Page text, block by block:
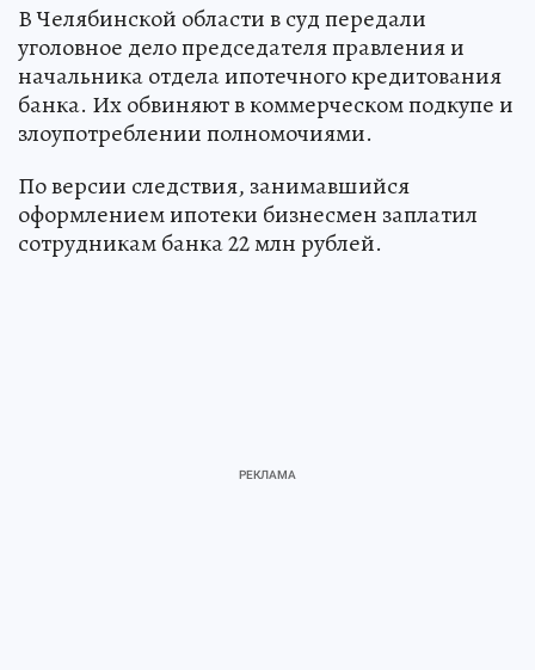
В Челябинской области в суд передали
уголовное дело председателя правления и
начальника отдела ипотечного кредитования
банка. Их обвиняют в коммерческом подкупе и
злоупотреблении полномочиями.
По версии следствия, занимавшийся
оформлением ипотеки бизнесмен заплатил
сотрудникам банка 22 млн рублей.